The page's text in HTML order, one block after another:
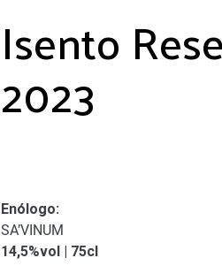
Isento
2023
Enólogo:
SA’VINUM
14,5%vol | 75cl